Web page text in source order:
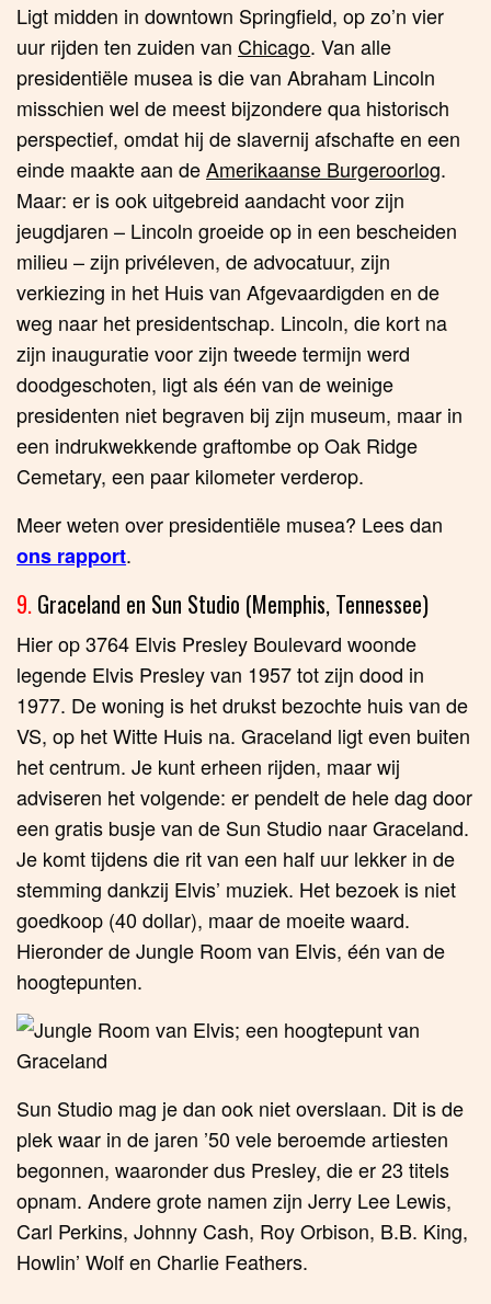
Ligt midden in downtown Springfield, op zo’n vier
uur rijden ten zuiden vanChicago. Van alle
presidentiële musea is die van Abraham Lincoln
misschien wel de meest bijzondere qua historisch
perspectief, omdat hij de slavernij afschafte en een
einde maakte aan deAmerikaanse Burgeroorlog.
Maar: er is ook uitgebreid aandacht voor zijn
jeugdjaren – Lincoln groeide op in een bescheiden
milieu – zijn privéleven, de advocatuur, zijn
verkiezing in het Huis van Afgevaardigden en de
weg naar het presidentschap. Lincoln, die kort na
zijn inauguratie voor zijn tweede termijn werd
doodgeschoten, ligt als één van de weinige
presidenten niet begraven bij zijn museum, maar in
een indrukwekkende graftombe op Oak Ridge
Cemetary, een paar kilometer verderop.
Meer weten over presidentiële musea? Lees dan
ons rapport.
9. Graceland en Sun Studio (Memphis, Tennessee)
Hier op 3764 Elvis Presley Boulevard woonde
legende Elvis Presley van 1957 tot zijn dood in
1977. De woning is het drukst bezochte huis van de
VS, op het Witte Huis na. Graceland ligt even buiten
het centrum. Je kunt erheen rijden, maar wij
adviseren het volgende: er pendelt de hele dag door
een gratis busje van de Sun Studio naar Graceland.
Je komt tijdens die rit van een half uur lekker in de
stemming dankzij Elvis’ muziek. Het bezoek is niet
goedkoop (40 dollar), maar de moeite waard.
Hieronder de Jungle Room van Elvis, één van de
hoogtepunten.
Sun Studio mag je dan ook niet overslaan. Dit is de
plek waar in de jaren ’50 vele beroemde artiesten
begonnen, waaronder dus Presley, die er 23 titels
opnam. Andere grote namen zijn Jerry Lee Lewis,
Carl Perkins, Johnny Cash, Roy Orbison, B.B. King,
Howlin’ Wolf en Charlie Feathers.